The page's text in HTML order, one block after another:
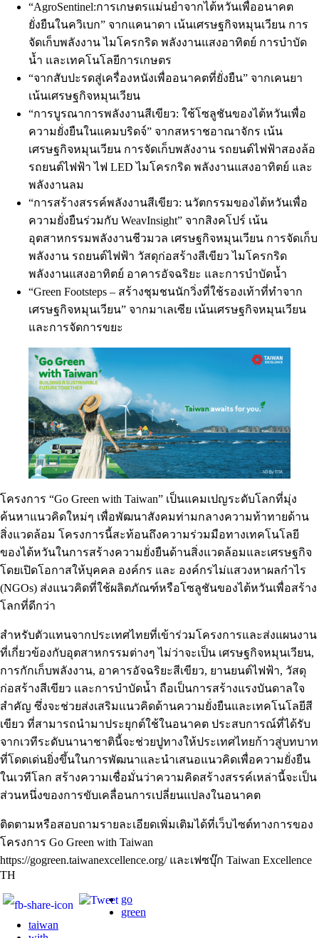
“AgroSentinel:การเกษตรแม่นยำจากไต้หวันเพื่ออนาคต
ยั่งยืนในควิเบก” จากแคนาดา เน้นเศรษฐกิจหมุนเวียน การ
จัดเก็บพลังงาน ไมโครกริด พลังงานแสงอาทิตย์ การบำบัด
น้ำ และเทคโนโลยีการเกษตร
“จากสับปะรดสู่เครื่องหนังเพื่ออนาคตที่ยั่งยืน” จากเคนยา
เน้นเศรษฐกิจหมุนเวียน
“การบูรณาการพลังงานสีเขียว: ใช้โซลูชันของไต้หวันเพื่อ
ความยั่งยืนในแคมบริดจ์” จากสหราชอาณาจักร เน้น
เศรษฐกิจหมุนเวียน การจัดเก็บพลังงาน รถยนต์ไฟฟ้าสองล้อ
รถยนต์ไฟฟ้า ไฟ LED ไมโครกริด พลังงานแสงอาทิตย์ และ
พลังงานลม
“การสร้างสรรค์พลังงานสีเขียว: นวัตกรรมของไต้หวันเพื่อ
ความยั่งยืนร่วมกับ WeavInsight” จากสิงคโปร์ เน้น
อุตสาหกรรมพลังงานชีวมวล เศรษฐกิจหมุนเวียน การจัดเก็บ
พลังงาน รถยนต์ไฟฟ้า วัสดุก่อสร้างสีเขียว ไมโครกริด
พลังงานแสงอาทิตย์ อาคารอัจฉริยะ และการบำบัดน้ำ
“Green Footsteps – สร้างชุมชนนักวิ่งที่ใช้รองเท้าที่ทำจาก
เศรษฐกิจหมุนเวียน” จากมาเลเซีย เน้นเศรษฐกิจหมุนเวียน
และการจัดการขยะ
โครงการ “Go Green with Taiwan” เป็นแคมเปญระดับโลกที่มุ่ง
ค้นหาแนวคิดใหม่ๆ เพื่อพัฒนาสังคมท่ามกลางความท้าทายด้าน
สิ่งแวดล้อม โครงการนี้สะท้อนถึงความร่วมมือทางเทคโนโลยี
ของไต้หวันในการสร้างความยั่งยืนด้านสิ่งแวดล้อมและเศรษฐกิจ
โดยเปิดโอกาสให้บุคคล องค์กร และ องค์กรไม่แสวงหาผลกำไร
(NGOs) ส่งแนวคิดที่ใช้ผลิตภัณฑ์หรือโซลูชันของไต้หวันเพื่อสร้าง
โลกที่ดีกว่า
สำหรับตัวแทนจากประเทศไทยที่เข้าร่วมโครงการและส่งแผนงาน
ที่เกี่ยวข้องกับอุตสาหกรรมต่างๆ ไม่ว่าจะเป็น เศรษฐกิจหมุนเวียน,
การกักเก็บพลังงาน, อาคารอัจฉริยะสีเขียว, ยานยนต์ไฟฟ้า, วัสดุ
ก่อสร้างสีเขียว และการบำบัดน้ำ ถือเป็นการสร้างแรงบันดาลใจ
สำคัญ ซึ่งจะช่วยส่งเสริมแนวคิดด้านความยั่งยืนและเทคโนโลยีสี
เขียว ที่สามารถนำมาประยุกต์ใช้ในอนาคต ประสบการณ์ที่ได้รับ
จากเวทีระดับนานาชาตินี้จะช่วยปูทางให้ประเทศไทยก้าวสู่บทบาท
ที่โดดเด่นยิ่งขึ้นในการพัฒนาและนำเสนอแนวคิดเพื่อความยั่งยืน
ในเวทีโลก สร้างความเชื่อมั่นว่าความคิดสร้างสรรค์เหล่านี้จะเป็น
ส่วนหนึ่งของการขับเคลื่อนการเปลี่ยนแปลงในอนาคต
ติดตามหรือสอบถามรายละเอียดเพิ่มเติมได้ที่เว็บไซต์ทางการของ
โครงการ Go Green with Taiwan
https://gogreen.taiwanexcellence.org/ และเฟซบุ๊ก Taiwan Excellence
TH
go
green
taiwan